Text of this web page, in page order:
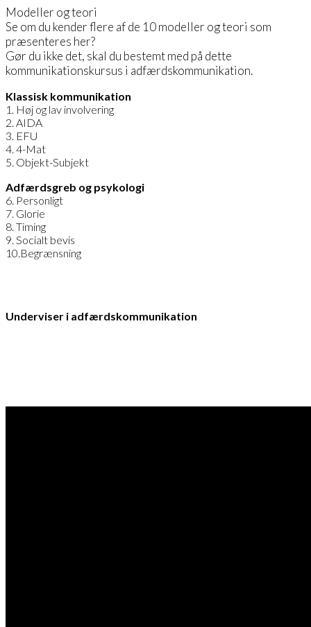
Modeller og teori
Se om du kender flere af de 10 modeller og teori som
præsenteres her?
Gør du ikke det, skal du bestemt med på dette
kommunikationskursus i adfærdskommunikation.
Klassisk kommunikation
1. Høj og lav involvering
2. AIDA
3. EFU
4. 4-Mat
5. Objekt-Subjekt
Adfærdsgreb og psykologi
6. Personligt
7. Glorie
8. Timing
9. Socialt bevis
10.Begrænsning
Underviser i adfærdskommunikation